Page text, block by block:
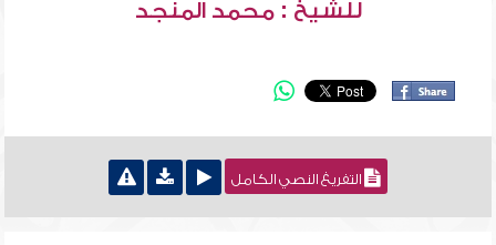
للشيخ : محمد المنجد
التفريغ النصي الكامل